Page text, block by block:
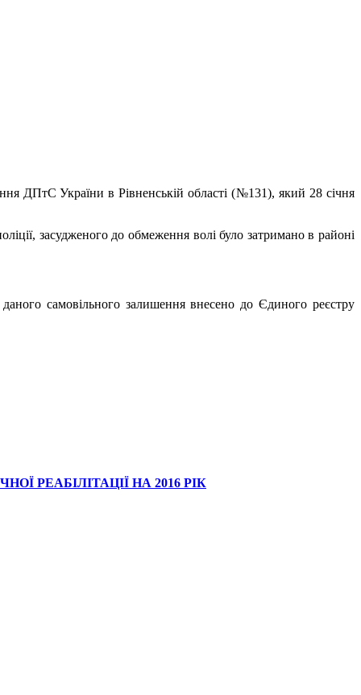
ДПтС України в Рівненській області (№131), який 28 січня
засудженого до обмеження волі було затримано в районі
даного самовільного залишення внесено до Єдиного реєстру
РЕАБІЛІТАЦІЇ НА 2016 РІК